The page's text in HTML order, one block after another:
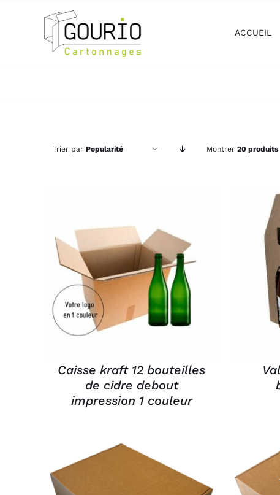
ACCUEIL
Trier par Popularité Montrer 20 produits
APERÇU
Caisse kraft 12 bouteilles
de cidre debout
impression 1 couleur